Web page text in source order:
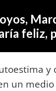
y
un